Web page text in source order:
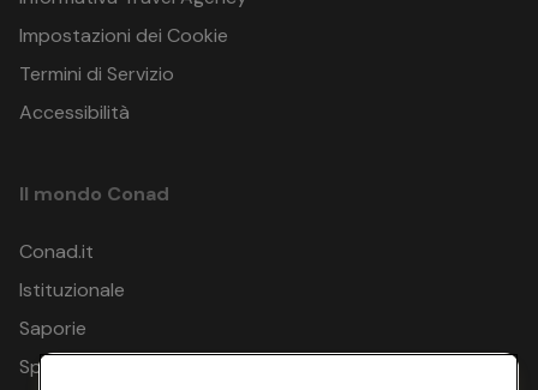
Impostazioni dei Cookie
Termini di Servizio
Accessibilità
Il mondo Conad
Conad.it
Istituzionale
Saporie
Spesa Online